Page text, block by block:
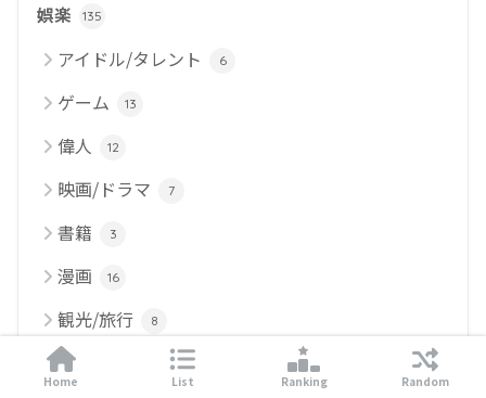
娯楽 135
アイドル/タレント 6
ゲーム 13
偉人 12
映画/ドラマ 7
書籍 3
漫画 16
観光/旅行 8
豆知識
Home List Ranking Random